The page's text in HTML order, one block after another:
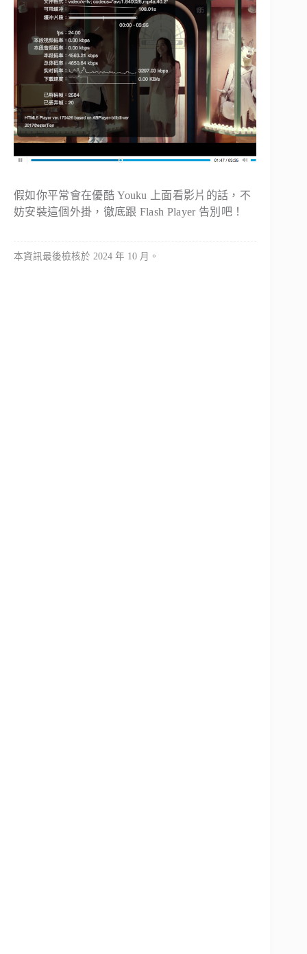
假如你平常會在優酷 Youku 上面看影片的話，不
妨安裝這個外掛，徹底跟 Flash Player 告別吧！
本資訊最後檢核於 2024 年 10 月。